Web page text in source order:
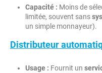
Capacité : Moins de
limitée, souvent sans
un simple monnayeur).
Distributeur
Usage : Fournit un